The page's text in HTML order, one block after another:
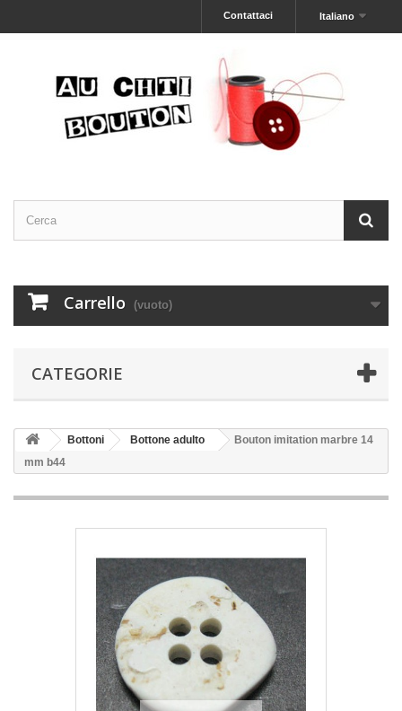
Italiano
Contattaci
Carrello (vuoto)
CATEGORIE
Bottoni Bottone adulto
Bouton imitation marbre 14
mm b44